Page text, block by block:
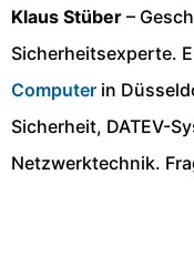
Klaus Stüber –
Sicherheitsexperte.
Computer in
Sicherheit, DATEV-
Netzwerktechnik.